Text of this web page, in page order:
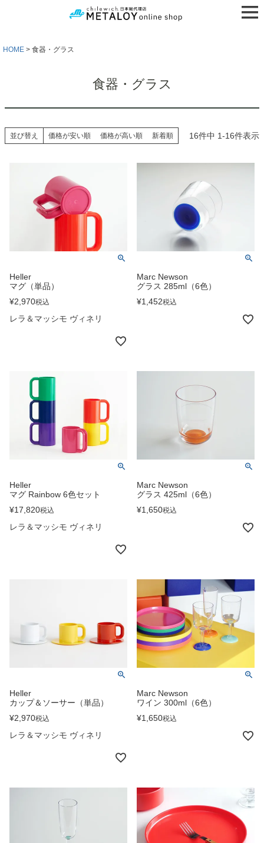
HOME 食器・グラス
食器・グラス
並び替え 価格が安い順 価格が高い順 新着順 16件中 1-16件表示
Heller
マグ（単品）
¥2,970税込
レラ＆マッシモ ヴィネリ
Marc Newson
グラス 285ml（6色）
¥1,452税込
Heller
マグ Rainbow 6色セット
¥17,820税込
レラ＆マッシモ ヴィネリ
Marc Newson
グラス 425ml（6色）
¥1,650税込
Heller
カップ＆ソーサー（単品）
¥2,970税込
レラ＆マッシモ ヴィネリ
Marc Newson
ワイン 300ml（6色）
¥1,650税込